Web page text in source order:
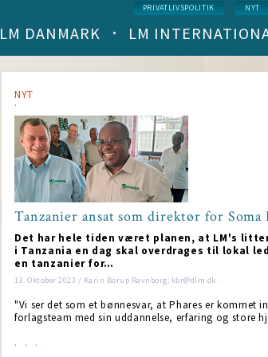
Service
menu
PRIVATLIVSPOLITIK NYT
Main
(level
1)
LM DANMARK LM
NYT
Tanzanier ansat som direktør for Soma
Det har hele tiden været planen, at LM's
i Tanzania en dag skal overdrages til lokal
en tanzanier for…
13. Oktober 2023 / Karin Borup Ravnborg; kbr@dlm.dk
"Vi ser det som et bønnesvar, at Phares er kommet
forlagsteam med sin uddannelse, erfaring og store